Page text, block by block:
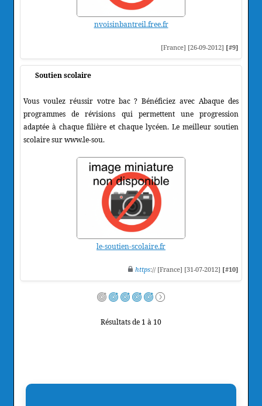
nvoisinbantreil.free.fr
[France] [26-09-2012] [#9]
Soutien scolaire
Vous voulez réussir votre bac ? Bénéficiez avec Abaque des
programmes de révisions qui permettent une progression
adaptée à chaque filière et chaque lycéen. Le meilleur soutien
scolaire sur www.le-sou.
le-soutien-scolaire.fr
https:// [France] [31-07-2012] [#10]
Résultats de 1 à 10